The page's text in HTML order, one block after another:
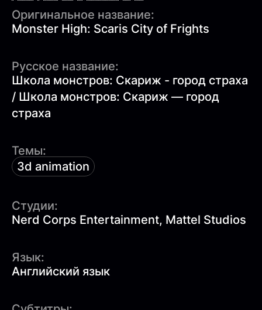
Оригинальное название:
Monster High: Scaris City of Frights
Русское название:
Школа монстров: Скариж - город страха
/ Школа монстров: Скариж — город
страха
Темы:
3d animation
Студии:
Nerd Corps Entertainment, Mattel Studios
Язык:
Английский язык